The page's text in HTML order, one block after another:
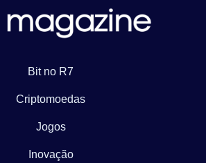
Bit no R7
Criptomoedas
Jogos
Inovação